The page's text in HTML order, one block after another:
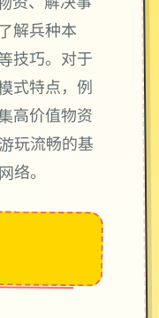
解兵种本
技巧。对于
式特点，例
高价值物资
玩流畅的基
络。